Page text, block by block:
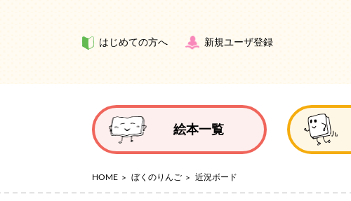
はじめての方へ 新規ユーザ登録
絵本一覧
HOME ぼくのりんご 近況ボード